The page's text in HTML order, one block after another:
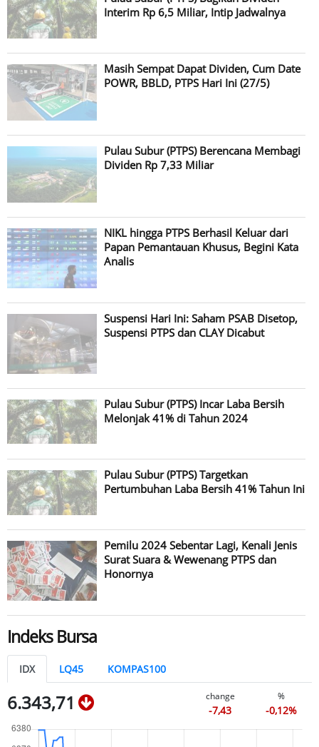
Interim Rp 6,5 Miliar, Intip Jadwalnya
Masih Sempat Dapat Dividen, Cum Date
POWR, BBLD, PTPS Hari Ini (27/5)
Pulau Subur (PTPS) Berencana Membagi
Dividen Rp 7,33 Miliar
NIKL hingga PTPS Berhasil Keluar dari
Papan Pemantauan Khusus, Begini Kata
Analis
Suspensi Hari Ini: Saham PSAB Disetop,
Suspensi PTPS dan CLAY Dicabut
Pulau Subur (PTPS) Incar Laba Bersih
Melonjak 41% di Tahun 2024
Pulau Subur (PTPS) Targetkan
Pertumbuhan Laba Bersih 41% Tahun Ini
Pemilu 2024 Sebentar Lagi, Kenali Jenis
Surat Suara & Wewenang PTPS dan
Honornya
Indeks Bursa
IDX LQ45 KOMPAS100
6.343,71 change
-7,43
%
-0,12%